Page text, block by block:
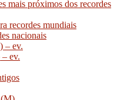
mais próximos dos recordes
recordes mundiais
nacionais
– ev.
ev.